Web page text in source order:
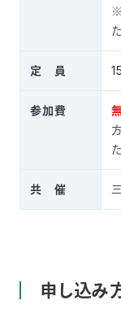
定 員
参加費
共 催
申し込み